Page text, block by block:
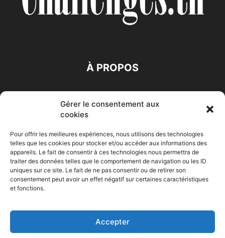
Gérer le consentement aux
cookies
Pour offrir les meilleures expériences, nous utilisons des technologies
telles que les cookies pour stocker et/ou accéder aux informations des
appareils. Le fait de consentir à ces technologies nous permettra de
traiter des données telles que le comportement de navigation ou les ID
uniques sur ce site. Le fait de ne pas consentir ou de retirer son
consentement peut avoir un effet négatif sur certaines caractéristiques
et fonctions.
Accepter
À PROPOS
Accueil Economie Entreprises Entrepreneur
Maghreb
© Challenges.tn By AAKOM.DIGITAL